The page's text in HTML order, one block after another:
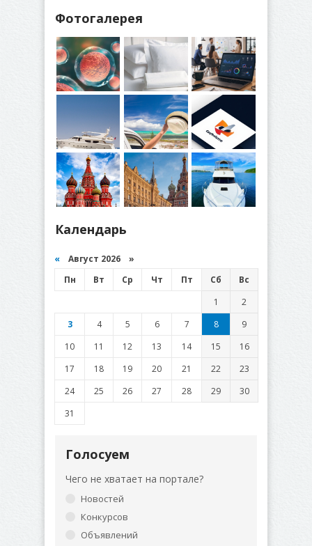
Фотогалерея
Календарь
« Август 2026 »
Пн
Вт Ср Чт Пт Сб
Вс
1
2
3
4 5 6 7 8
9
10
11 12 13 14 15
16
17
18 19 20 21 22
23
24
25 26 27 28 29
30
31
Голосуем
Чего не хватает на портале?
Новостей
Конкурсов
Объявлений